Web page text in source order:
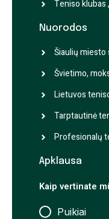
Teniso klubas
Nuorodos
Šiaulių miesto
Švietimo,
Lietuvos
Tarptautinė
Profesionalų
Apklausa
Kaip vertinate
Puikiai